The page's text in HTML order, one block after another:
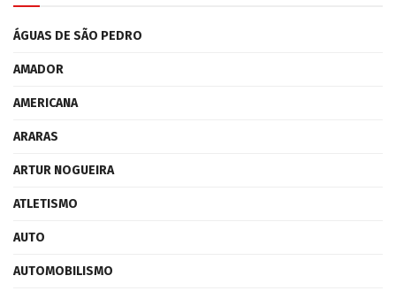
ÁGUAS DE SÃO PEDRO
AMADOR
AMERICANA
ARARAS
ARTUR NOGUEIRA
ATLETISMO
AUTO
AUTOMOBILISMO